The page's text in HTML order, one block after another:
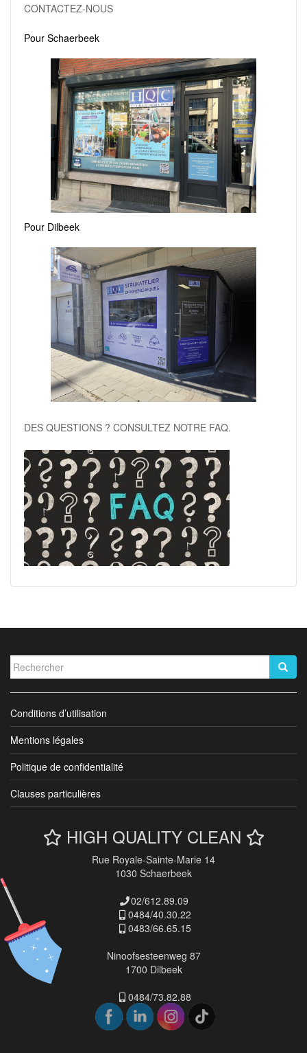
CONTACTEZ-NOUS
Pour Schaerbeek
Pour Dilbeek
DES QUESTIONS ? CONSULTEZ NOTRE FAQ.
Rechercher...
Conditions d’utilisation
Mentions légales
Politique de confidentialité
Clauses particulières
HIGH QUALITY CLEAN
Rue Royale-Sainte-Marie 14
1030 Schaerbeek
02/612.89.09
0484/40.30.22
0483/66.65.15
Ninoofsesteenweg 87
1700 Dilbeek
0484/73.82.88